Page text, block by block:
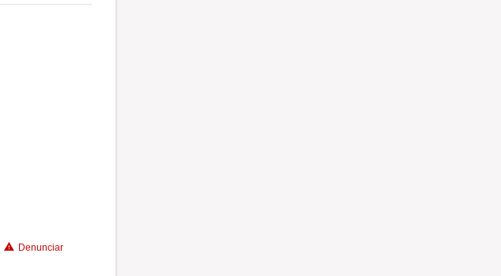
Denunciar